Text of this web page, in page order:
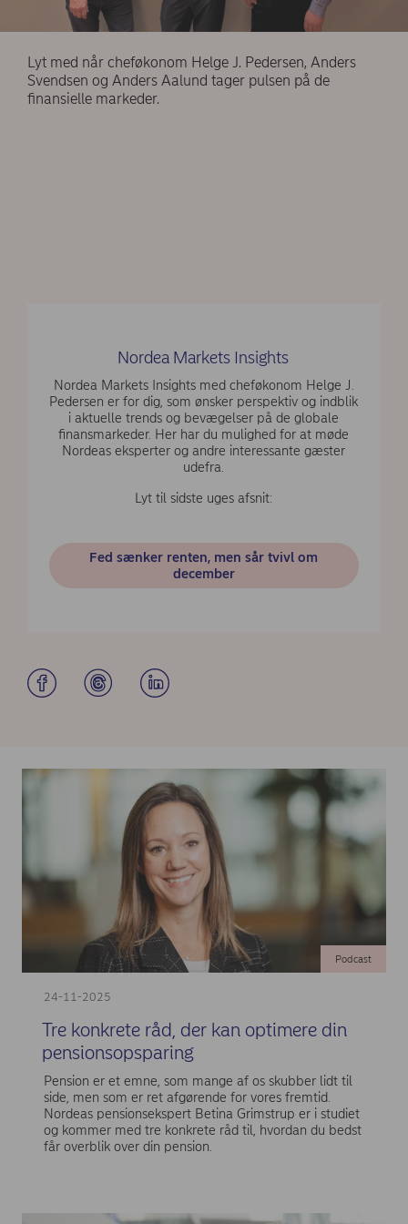
Lyt med når cheføkonom Helge J. Pedersen, Anders
Svendsen og Anders Aalund tager pulsen på de
finansielle markeder.
Nordea Markets Insights
Nordea Markets Insights med cheføkonom Helge J.
Pedersen er for dig, som ønsker perspektiv og indblik
i aktuelle trends og bevægelser på de globale
finansmarkeder. Her har du mulighed for at møde
Nordeas eksperter og andre interessante gæster
udefra.
Lyt til sidste uges afsnit:
Fed sænker renten, men sår tvivl om
december
24-11-2025
Podcast
Tre konkrete råd, der kan optimere din
pensionsopsparing
Pension er et emne, som mange af os skubber lidt til
side, men som er ret afgørende for vores fremtid.
Nordeas pensionsekspert Betina Grimstrup er i studiet
og kommer med tre konkrete råd til, hvordan du bedst
får overblik over din pension.